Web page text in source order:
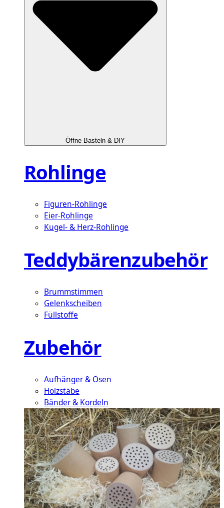
Öffne Basteln & DIY
Rohlinge
Figuren-Rohlinge
Eier-Rohlinge
Kugel- & Herz-Rohlinge
Teddybärenzubehör
Brummstimmen
Gelenkscheiben
Füllstoffe
Zubehör
Aufhänger & Ösen
Holzstäbe
Bänder & Kordeln